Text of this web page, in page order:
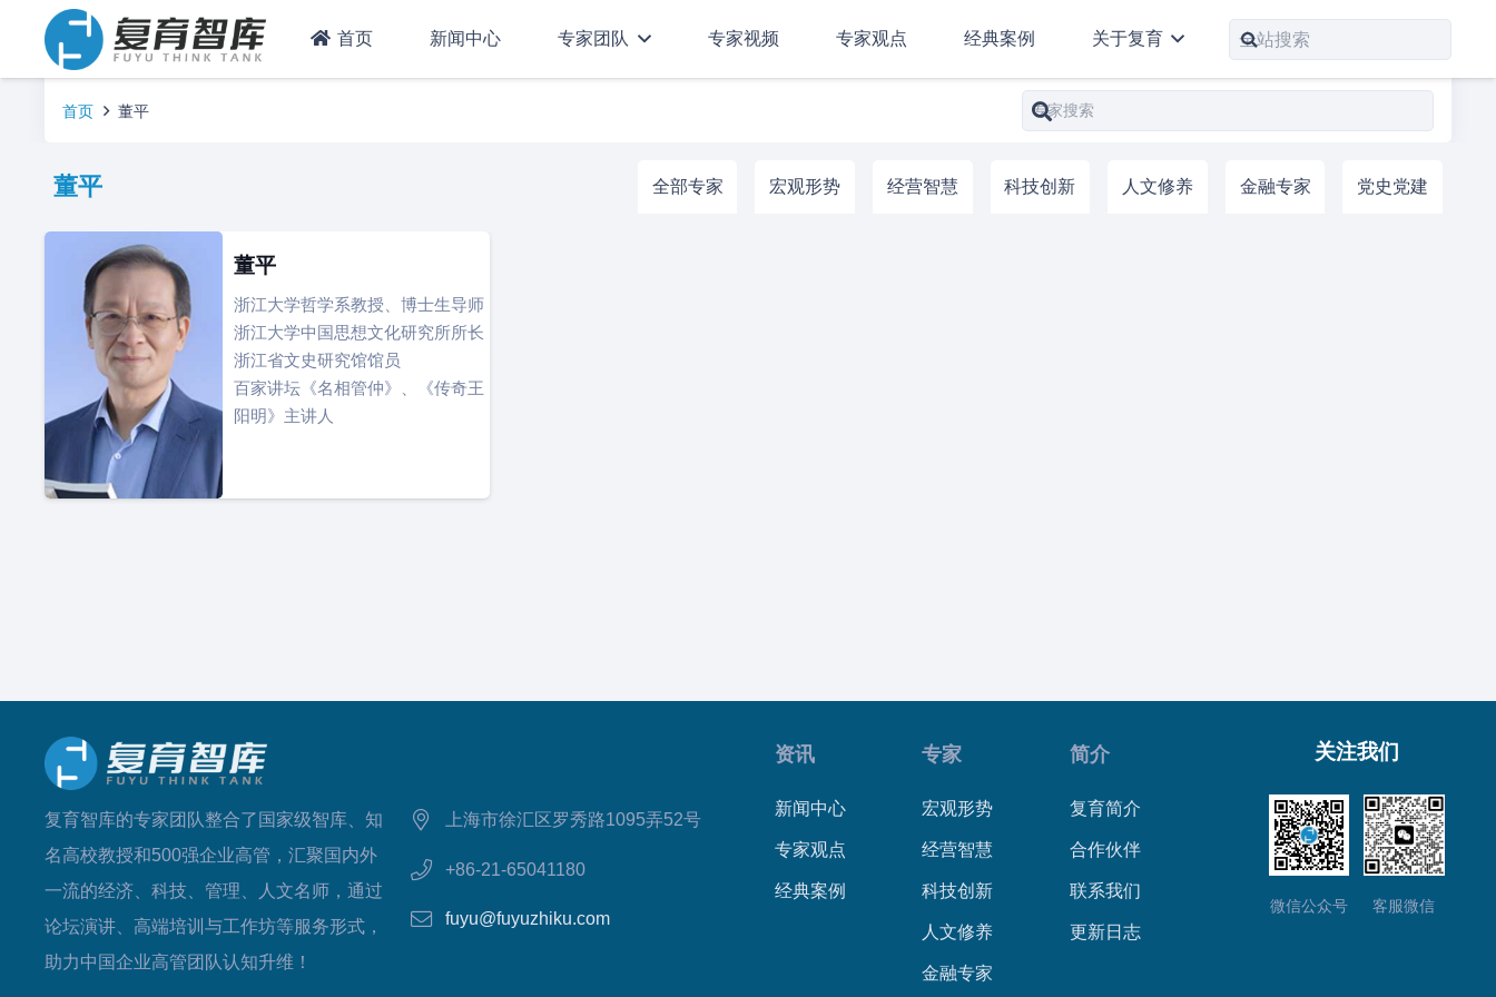
首页 新闻中心 专家团队 专家视频 专家观点 经典案例 关于复育
首页 董平
董平 全部专家 宏观形势 经营智慧 科技创新 人文修养 金融专家 党史党建
董平
浙江大学哲学系教授、博士生导师
浙江大学中国思想文化研究所所长
浙江省文史研究馆馆员
百家讲坛《名相管仲》、《传奇王
阳明》主讲人
复育智库的专家团队整合了国家级智库、知
名高校教授和500强企业高管，汇聚国内外
一流的经济、科技、管理、人文名师，通过
论坛演讲、高端培训与工作坊等服务形式，
助力中国企业高管团队认知升维！
上海市徐汇区罗秀路1095弄52号
+86-21-65041180
fuyu@fuyuzhiku.com
资讯
新闻中心
专家观点
经典案例
专家
宏观形势
经营智慧
科技创新
人文修养
金融专家
简介
复育简介
合作伙伴
联系我们
更新日志
关注我们
微信公众号 客服微信